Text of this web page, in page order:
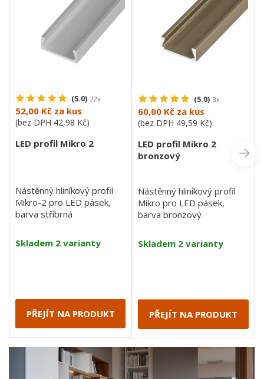
(5.0) 22x
52,00 Kč za kus
(bez DPH 42,98 Kč)
LED profil Mikro 2
Nástěnný hliníkový profil
Mikro-2 pro LED pásek,
barva stříbrná
Skladem 2 varianty
PŘEJÍT NA PRODUKT
(5.0) 3x
60,00 Kč za kus
(bez DPH 49,59 Kč)
LED profil Mikro 2
bronzový
Nástěnný hliníkový profil
Mikro pro LED pásek,
barva bronzový
Skladem 2 varianty
PŘEJÍT NA PRODUKT